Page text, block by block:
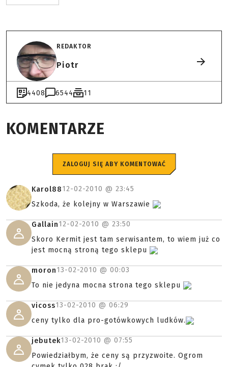
REDAKTOR
Piotr
4408 6544 11
KOMENTARZE
ZALOGUJ SIĘ ABY KOMENTOWAĆ
Karol8812-02-2010 @ 23:45
Szkoda, że kolejny w Warszawie
Gallain12-02-2010 @ 23:50
Skoro Kermit jest tam serwisantem, to wiem już co
jest mocną stroną tego sklepu
moron13-02-2010 @ 00:03
To nie jedyna mocna strona tego sklepu
vicoss13-02-2010 @ 06:29
ceny tylko dla pro-gotówkowych ludków.
jebutek13-02-2010 @ 07:55
Powiedziałbym, że ceny są przyzwoite. Ogrom